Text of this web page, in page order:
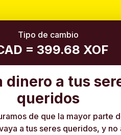
Tipo de cambio
= 399.68 XOF
dinero a tus
queridos
de que la mayor parte
a tus seres queridos, y no